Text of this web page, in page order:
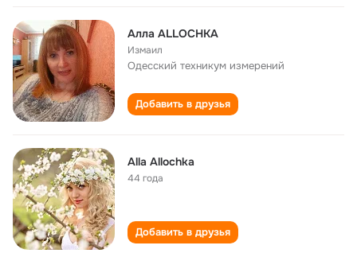
Алла ALLOCHKA
Измаил
Одесский техникум измерений
Добавить в друзья
Alla Allochka
44 года
Добавить в друзья